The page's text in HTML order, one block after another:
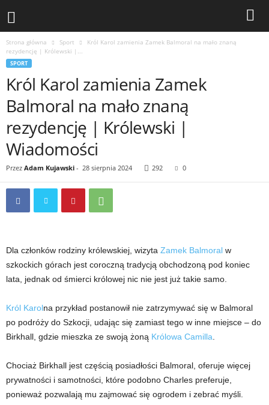
Strona główna Sport
Król Karol zamienia Zamek Balmoral na mało znaną
rezydencję | Królewski |...
SPORT
Król Karol zamienia Zamek
Balmoral na mało znaną
rezydencję | Królewski |
Wiadomości
Przez Adam Kujawski - 28 sierpnia 2024 292 0
Dla członków rodziny królewskiej, wizyta Zamek Balmoral w
szkockich górach jest coroczną tradycją obchodzoną pod koniec
lata, jednak od śmierci królowej nic nie jest już takie samo.
Król Karolna przykład postanowił nie zatrzymywać się w Balmoral
po podróży do Szkocji, udając się zamiast tego w inne miejsce – do
Birkhall, gdzie mieszka ze swoją żoną Królowa Camilla
Chociaż Birkhall jest częścią posiadłości Balmoral, oferuje więcej
prywatności i samotności, które podobno Charles preferuje,
ponieważ pozwalają mu zajmować się ogrodem i zebrać myśli.